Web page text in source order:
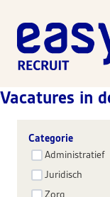
Vacatures in
Categorie
Administratief
Juridisch
Zorg